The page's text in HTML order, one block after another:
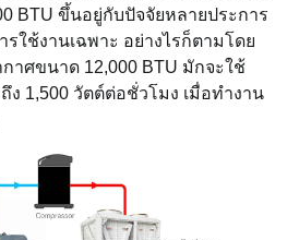
BTU ขึ้นอยู่กับปัจจัยหลายประการ
ใช้งานเฉพาะ อย่างไรก็ตามโดย
าศขนาด 12,000 BTU มักจะใช้
ง 1,500 วัตต์ต่อชั่วโมง เมื่อทำงาน